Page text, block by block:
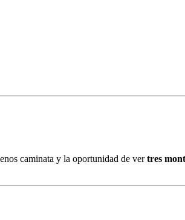
caminata y la oportunidad de vertres